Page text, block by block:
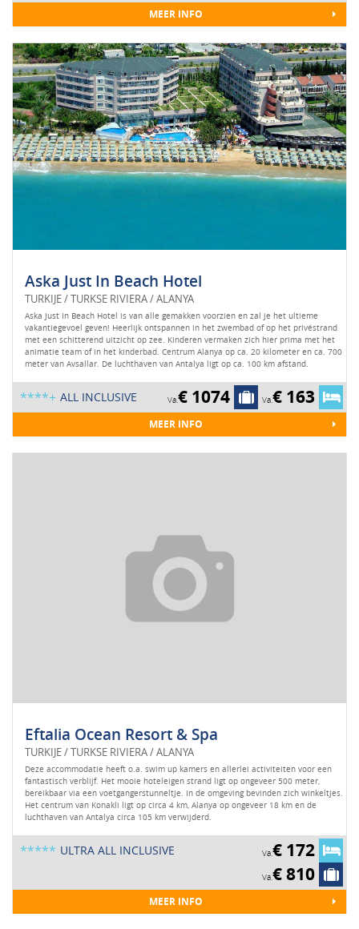
MEER INFO
Aska Just In Beach Hotel
TURKIJE / TURKSE RIVIERA / ALANYA
Aska Just In Beach Hotel is van alle gemakken voorzien en zal je het ultieme
vakantiegevoel geven! Heerlijk ontspannen in het zwembad of op het privéstrand
met een schitterend uitzicht op zee. Kinderen vermaken zich hier prima met het
animatie team of in het kinderbad. Centrum Alanya op ca. 20 kilometer en ca. 700
meter van Avsallar. De luchthaven van Antalya ligt op ca. 100 km afstand.
MEER INFO
ALL INCLUSIVE
****+ Va.€ 163
Va.€ 1074
Eftalia Ocean Resort & Spa
TURKIJE / TURKSE RIVIERA / ALANYA
Deze accommodatie heeft o.a. swim up kamers en allerlei activiteiten voor een
fantastisch verblijf. Het mooie hoteleigen strand ligt op ongeveer 500 meter,
bereikbaar via een voetgangerstunneltje. In de omgeving bevinden zich winkeltjes.
Het centrum van Konakli ligt op circa 4 km, Alanya op ongeveer 18 km en de
luchthaven van Antalya circa 105 km verwijderd.
MEER INFO
ULTRA ALL INCLUSIVE
***** Va.€ 172
Va.€ 810